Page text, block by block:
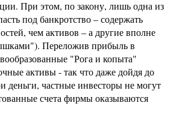
При этом, по закону, лишь одна из
под банкротство – содержать
чем активов – а другие вполне
Переложив прибыль в
"Рога и копыта"
активы - так что даже дойдя до
деньги, частные инвесторы не могут
счета фирмы оказываются